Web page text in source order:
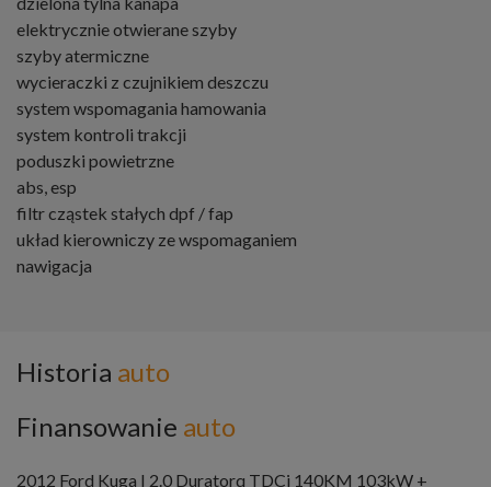
elektrycznie otwierane szyby
szyby atermiczne
wycieraczki z czujnikiem deszczu
system wspomagania hamowania
system kontroli trakcji
poduszki powietrzne
abs, esp
filtr cząstek stałych dpf / fap
układ kierowniczy ze wspomaganiem
nawigacja
Historia auto
Finansowanie auto
2012 Ford Kuga I 2.0 Duratorq TDCi 140KM 103kW +